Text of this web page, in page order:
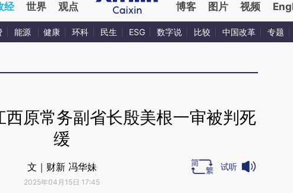
经 世界 观点 博客 图片 视频
能源 健康 环科 民生 ESG 数字说 比较 中国改革 专题
原常务副省长殷美根一审被判死
缓
文｜财新 冯华妹
2025年04月15日 17:45
试听